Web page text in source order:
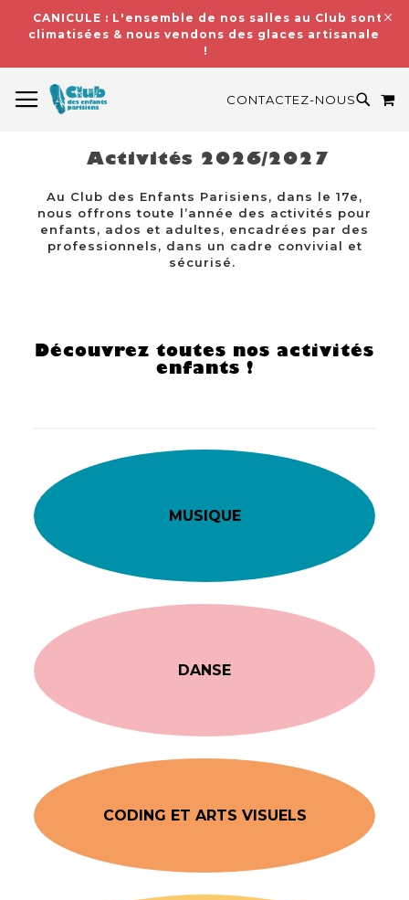
CANICULE : L'ensemble de nos salles au Club sont
climatisées & nous vendons des glaces artisanales
!
CONTACTEZ-NOUS
Activités 2026/2027
Au Club des Enfants Parisiens, dans le 17e,
nous offrons toute l’année des activités pour
enfants, ados et adultes, encadrées par des
professionnels, dans un cadre convivial et
sécurisé.
Découvrez toutes nos activités
enfants !
MUSIQUE
DANSE
CODING ET ARTS VISUELS